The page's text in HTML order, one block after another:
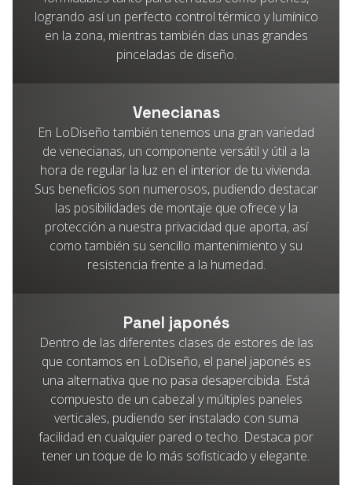
logrando así un perfecto control térmico y lumínico
en la zona, mientras también das unas grandes
pinceladas de diseño.
Venecianas
En LoDiseño también tenemos una gran variedad
de venecianas, un componente versátil y útil a la
hora de regular la luz en el interior de tu vivienda.
Sus beneficios son numerosos, pudiendo destacar
las posibilidades de montaje que ofrece y la
protección a nuestra privacidad que aporta, así
como también su sencillo mantenimiento y su
resistencia frente a la humedad.
Panel japonés
Dentro de las diferentes clases de estores de las
que contamos en LoDiseño, el panel japonés es
una alternativa que no pasa desapercibida. Está
compuesto de un cabezal y múltiples paneles
verticales, pudiendo ser instalado con suma
facilidad en cualquier pared o techo. Destaca por
tener un toque de lo más sofisticado y elegante.